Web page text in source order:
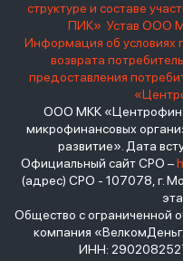
структуре и составе
ПИК» Устав ООО
Информация об условиях
возврата
предоставления
ООО МКК
микрофинансовых
развитие». Дата
Официальный сайт СРО –
(адрес) СРО - 107078, г.
Общество с ограниченной
компания
ИНН: